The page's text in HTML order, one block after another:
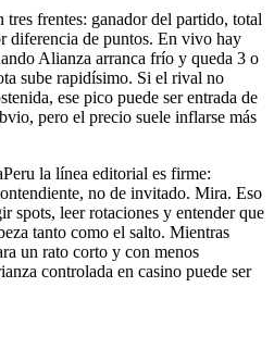
frentes: ganador del partido, total
diferencia de puntos. En vivo hay
Alianza arranca frío y queda 3 o
sube rapidísimo. Si el rival no
ese pico puede ser entrada de
pero el precio suele inflarse más
la línea editorial es firme:
no de invitado. Mira. Eso
spots, leer rotaciones y entender que
tanto como el salto. Mientras
un rato corto y con menos
controlada en casino puede ser